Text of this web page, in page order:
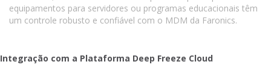
equipamentos para servidores ou programas educacionais têm
um controle robusto e confiável com o MDM da Faronics.
Integração com a Plataforma Deep Freeze Cloud